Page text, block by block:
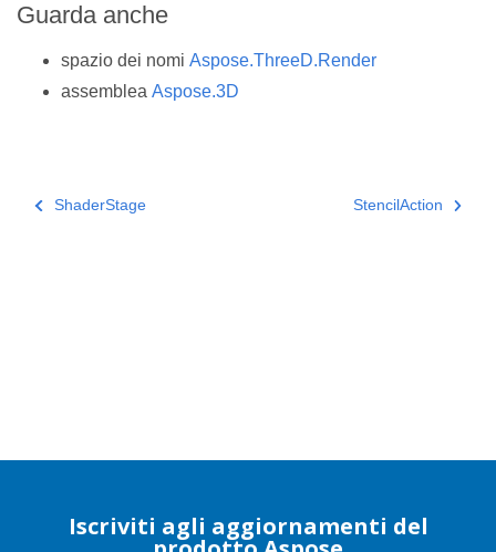
Guarda anche
spazio dei nomi Aspose.ThreeD.Render
assemblea Aspose.3D
ShaderStage StencilAction
Iscriviti agli aggiornamenti del